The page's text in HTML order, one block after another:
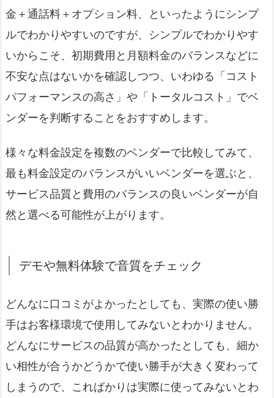
金＋通話料＋オプション料、といったようにシンプ
ルでわかりやすいのですが、シンプルでわかりやす
いからこそ、初期費用と月額料金のバランスなどに
不安な点はないかを確認しつつ、いわゆる「コスト
パフォーマンスの高さ」や「トータルコスト」でベ
ンダーを判断することをおすすめします。
様々な料金設定を複数のベンダーで比較してみて、
最も料金設定のバランスがいいベンダーを選ぶと、
サービス品質と費用のバランスの良いベンダーが自
然と選べる可能性が上がります。
デモや無料体験で音質をチェック
どんなに口コミがよかったとしても、実際の使い勝
手はお客様環境で使用してみないとわかりません。
どんなにサービスの品質が高かったとしても、細か
い相性が合うかどうかで使い勝手が大きく変わって
しまうので、こればかりは実際に使ってみないとわ